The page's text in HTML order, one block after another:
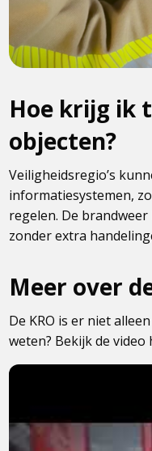
Hoe krijg ik
objecten?
Veiligheidsregio’s
informatiesystemen,
regelen. De
zonder extra
Meer over
De KRO is er niet
weten? Bekijk de
Dit
externe
pagina